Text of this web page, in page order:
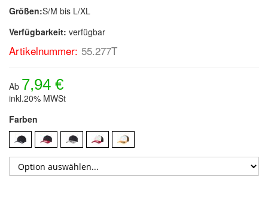
Größen:S/M bis L/XL
Verfügbarkeit: verfügbar
Artikelnummer: 55.277T
Ab 7,94 €
inkl.20% MWSt
Farben